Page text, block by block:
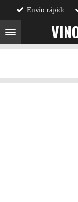
al
contenido
principal
Envío rápido